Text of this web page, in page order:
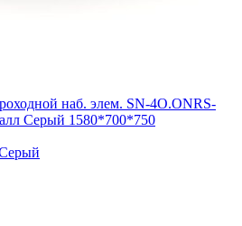
наб. элем. SN-4O.ONRS-
Серый 1580*700*750